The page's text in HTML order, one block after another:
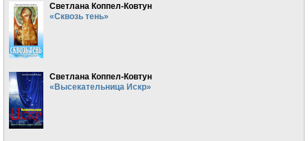
Светлана Коппел-Ковтун
«Сквозь тень»
Светлана Коппел-Ковтун
«Высекательница Искр»